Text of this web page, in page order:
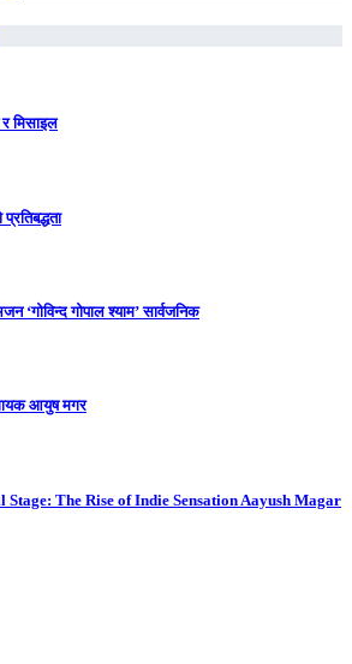
र मिसाइल
‘गोविन्द गोपाल श्याम’ सार्वजनिक
आयुष मगर
The Rise of Indie Sensation Aayush Magar